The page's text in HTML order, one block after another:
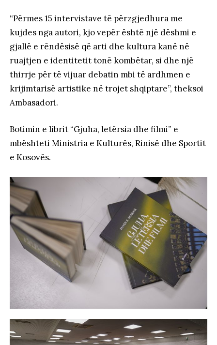
“Përmes 15 intervistave të përzgjedhura me
kujdes nga autori, kjo vepër është një dëshmi e
gjallë e rëndësisë që arti dhe kultura kanë në
ruajtjen e identitetit tonë kombëtar, si dhe një
thirrje për të vijuar debatin mbi të ardhmen e
krijimtarisë artistike në trojet shqiptare”, theksoi
Ambasadori.
Botimin e librit “Gjuha, letërsia dhe filmi” e
mbështeti Ministria e Kulturës, Rinisë dhe Sportit
e Kosovës.